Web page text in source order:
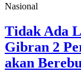
Nasional
Tidak Ada
Gibran 2
akan